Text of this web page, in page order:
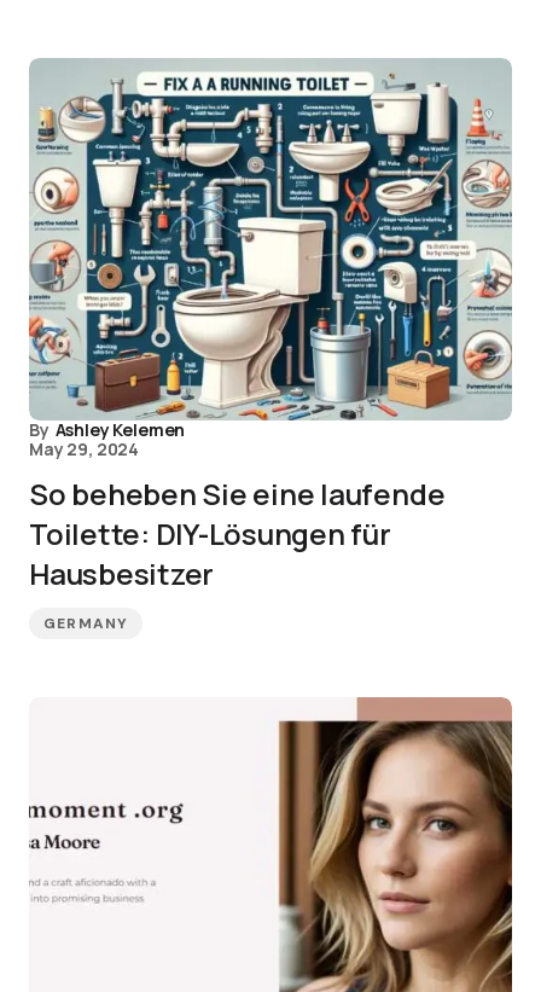
By Ashley Kelemen
May 29, 2024
So beheben Sie eine laufende
Toilette: DIY-Lösungen für
Hausbesitzer
GERMANY